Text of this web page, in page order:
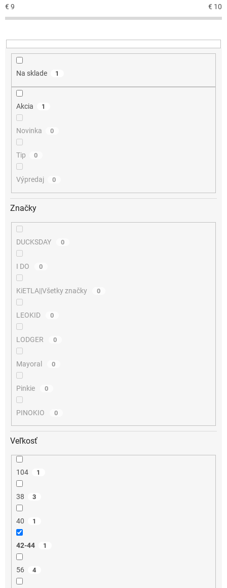
o
d
k
t
€ 9 € 10
Na sklade 1
Akcia 1
Novinka 0
Tip 0
Výpredaj 0
Značky
DUCKSDAY 0
I DO 0
KiETLA||Všetky značky 0
LEOKID 0
LODGER 0
Mayoral 0
Pinkie 0
PINOKIO 0
Veľkosť
104 1
38 3
40 1
42-44 1
56 4